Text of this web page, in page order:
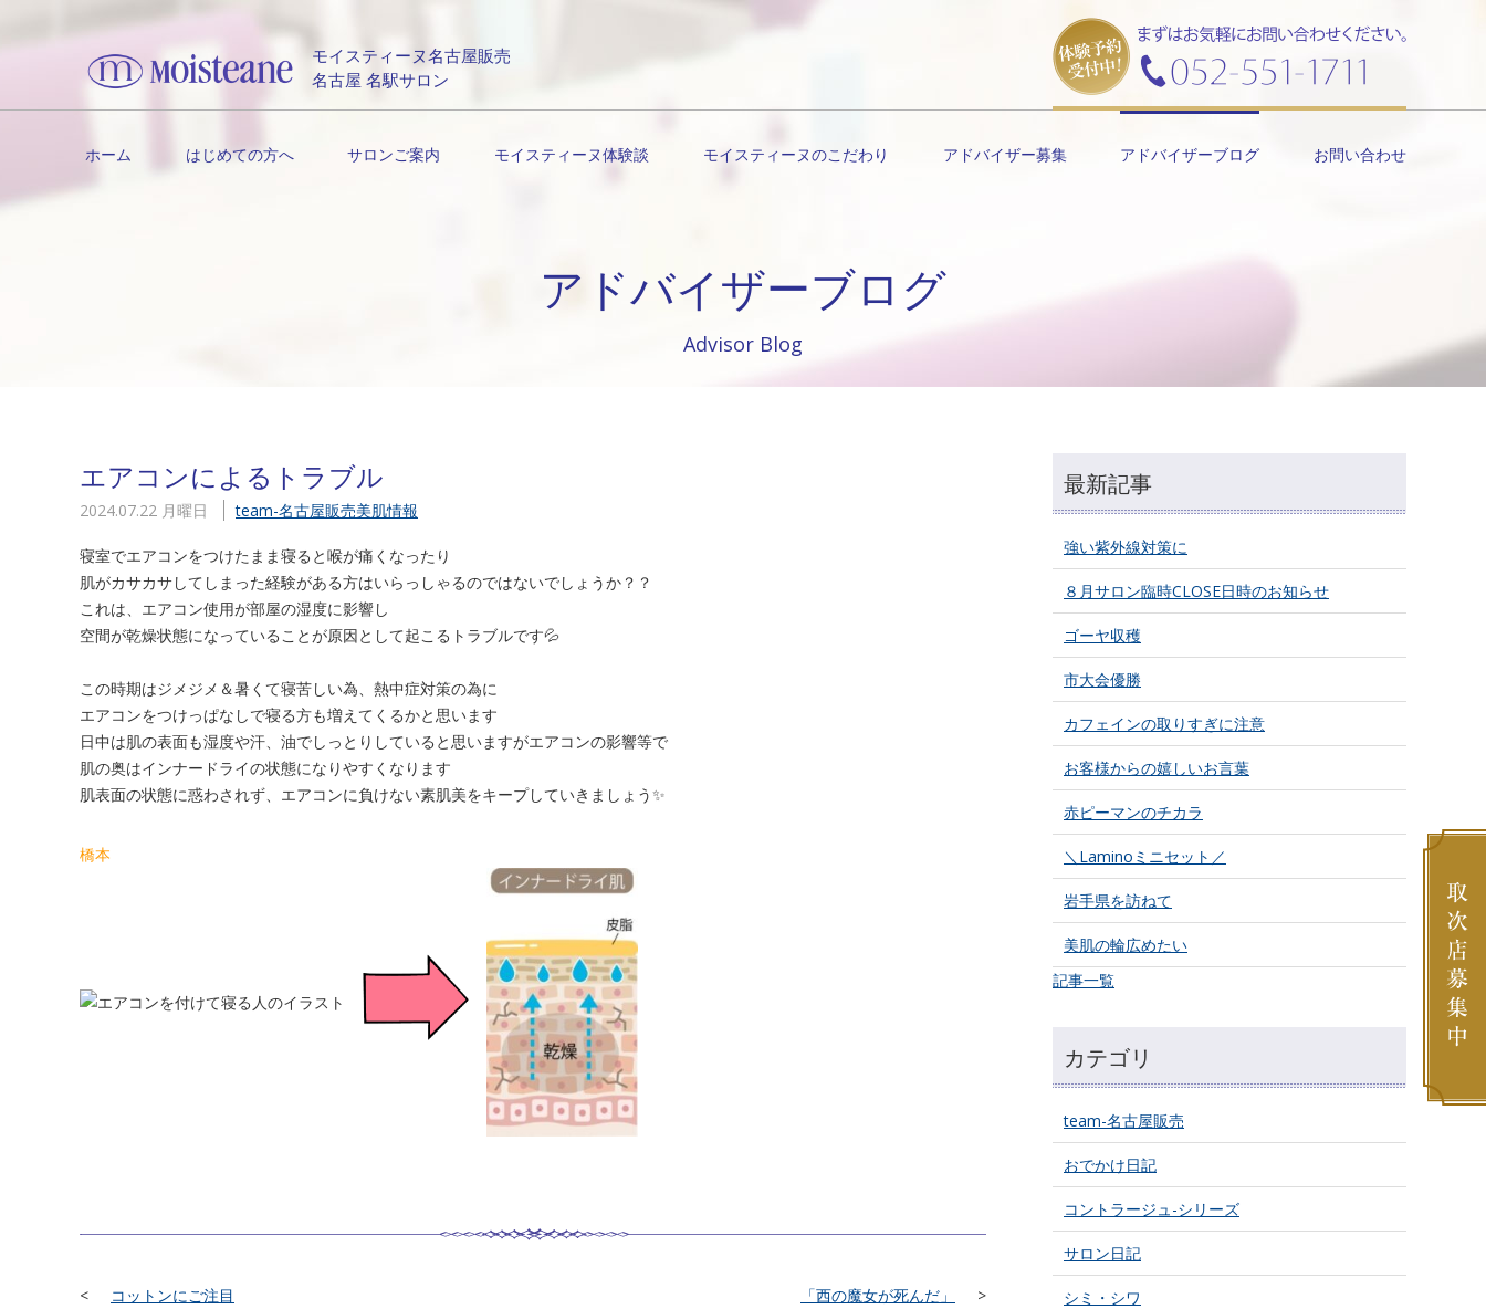
モイスティーヌ名古屋販売
名古屋 名駅サロン
ホーム はじめての方へ サロンご案内 モイスティーヌ体験談 モイスティーヌのこだわり アドバイザー募集 アドバイザーブログ お問い合わせ
アドバイザーブログ
Advisor Blog
エアコンによるトラブル
2024.07.22 月曜日 team-名古屋販売美肌情報
寝室でエアコンをつけたまま寝ると喉が痛くなったり
肌がカサカサしてしまった経験がある方はいらっしゃるのではないでしょうか？？
これは、エアコン使用が部屋の湿度に影響し
空間が乾燥状態になっていることが原因として起こるトラブルです💦
この時期はジメジメ＆暑くて寝苦しい為、熱中症対策の為に
エアコンをつけっぱなしで寝る方も増えてくるかと思います
日中は肌の表面も湿度や汗、油でしっとりしていると思いますがエアコンの影響等で
肌の奥はインナードライの状態になりやすくなります
肌表面の状態に惑わされず、エアコンに負けない素肌美をキープしていきましょう✨
橋本
コットンにご注目 「西の魔女が死んだ」
最新記事
強い紫外線対策に
８月サロン臨時CLOSE日時のお知らせ
ゴーヤ収穫
市大会優勝
カフェインの取りすぎに注意
お客様からの嬉しいお言葉
赤ピーマンのチカラ
＼Laminoミニセット／
岩手県を訪ねて
美肌の輪広めたい
記事一覧
カテゴリ
team-名古屋販売
おでかけ日記
コントラージュ-シリーズ
サロン日記
シミ・シワ